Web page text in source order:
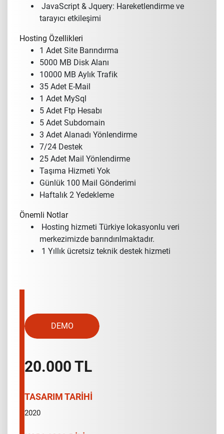
JavaScript & Jquery: Hareketlendirme ve
tarayıcı etkileşimi
Hosting Özellikleri
1 Adet Site Barındırma
5000 MB Disk Alanı
10000 MB Aylık Trafik
35 Adet E-Mail
1 Adet MySql
5 Adet Ftp Hesabı
5 Adet Subdomain
3 Adet Alanadı Yönlendirme
7/24 Destek
25 Adet Mail Yönlendirme
Taşıma Hizmeti Yok
Günlük 100 Mail Gönderimi
Haftalık 2 Yedekleme
Önemli Notlar
Hosting hizmeti Türkiye lokasyonlu veri
merkezimizde barındırılmaktadır.
1 Yıllık ücretsiz teknik destek hizmeti
DEMO
20.000 TL
TASARIM TARİHİ
2020